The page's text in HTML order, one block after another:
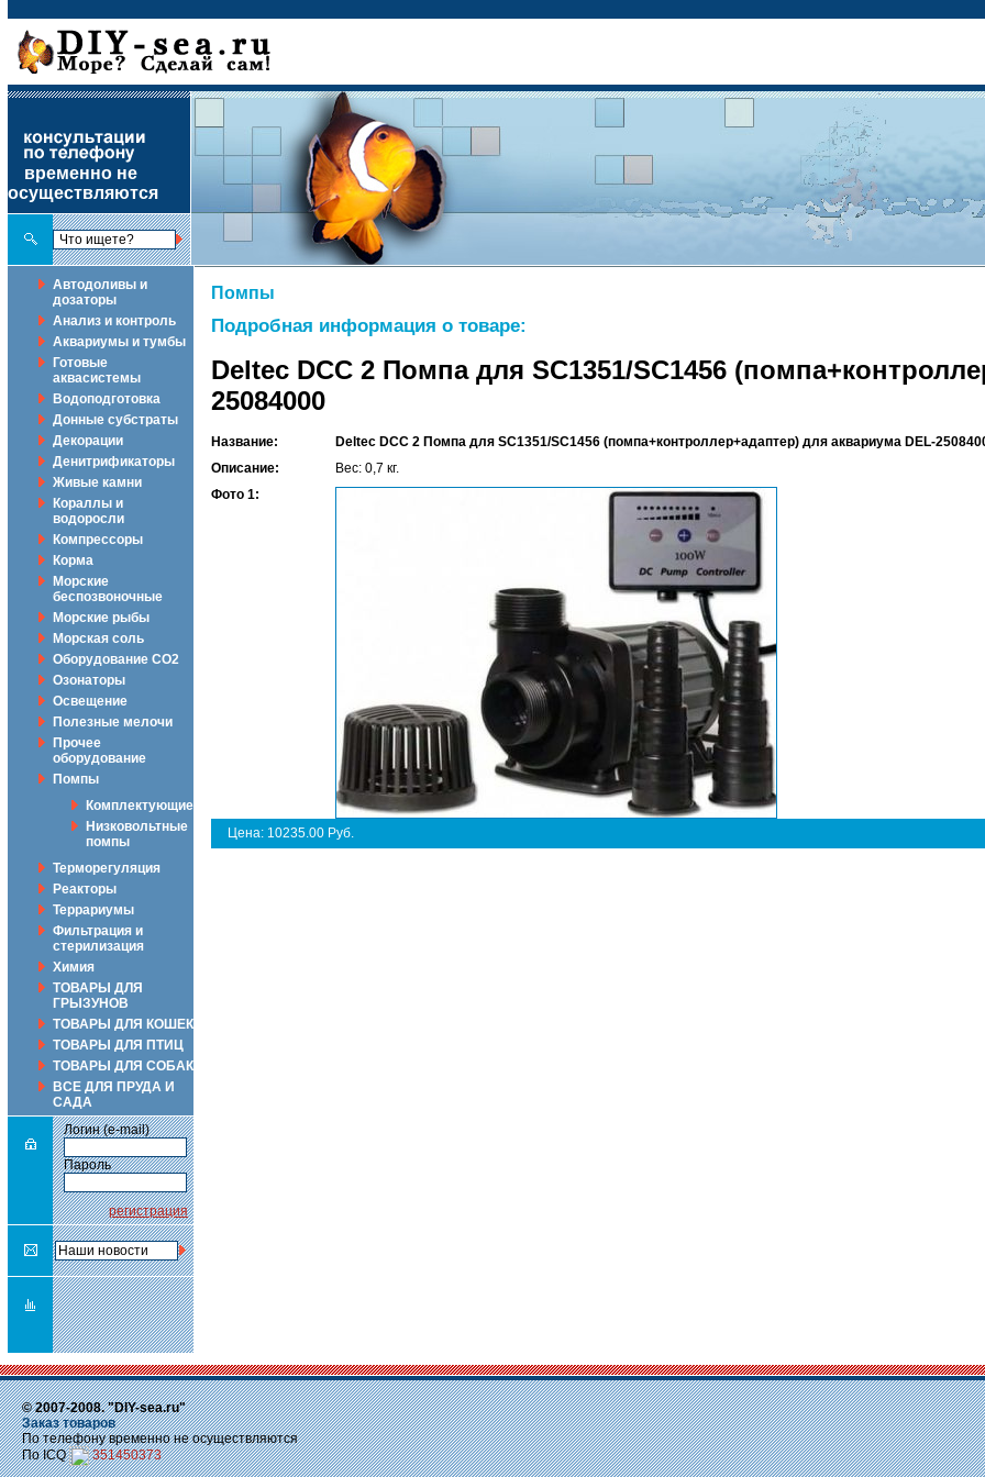
временно не
осуществляются
Автодоливы и
дозаторы
Анализ и контроль
Аквариумы и тумбы
Готовые
аквасистемы
Водоподготовка
Донные субстраты
Декорации
Денитрификаторы
Живые камни
Кораллы и
водоросли
Компрессоры
Корма
Морские
беспозвоночные
Морские рыбы
Морская соль
Оборудование CO2
Озонаторы
Освещение
Полезные мелочи
Прочее
оборудование
Помпы
Комплектующие
Низковольтные
помпы
Терморегуляция
Реакторы
Террариумы
Фильтрация и
стерилизация
Химия
ТОВАРЫ ДЛЯ
ГРЫЗУНОВ
ТОВАРЫ ДЛЯ КОШЕК
ТОВАРЫ ДЛЯ ПТИЦ
ТОВАРЫ ДЛЯ СОБАК
ВСЕ ДЛЯ ПРУДА И
САДА
Логин (e-mail)
Пароль
регистрация
Помпы
Подробная информация о товаре:
Deltec DCC 2 Помпа для SC1351/SC1456
25084000
Название:
Deltec DCC 2 Помпа для SC1351/SC1456 (помпа+контроллер+адаптер) для аквариума DEL-
Описание:
Вес: 0,7 кг.
Фото 1:
Цена: 10235.00 Руб.
© 2007-2008. "DIY-sea.ru"
Заказ товаров
По телефону временно не осуществляются
По ICQ
351450373